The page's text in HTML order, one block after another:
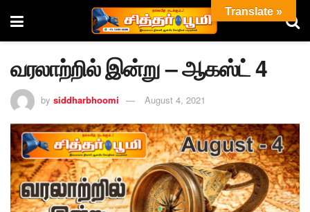
வரலாற்றில் இன்று – ஆகஸ்ட் 4
by siddharbhoomi August 4, 2021
Translate »